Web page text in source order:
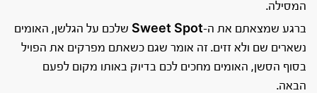
המסילה.
ברגע שמצאתם את ה-Sweet Spot שלכם על הגלשן, האומים
נשארים שם ולא זזים. זה אומר שגם כשאתם מפרקים את הפויל
בסוף הסשן, האומים מחכים לכם בדיוק באותו מקום לפעם
הבאה.